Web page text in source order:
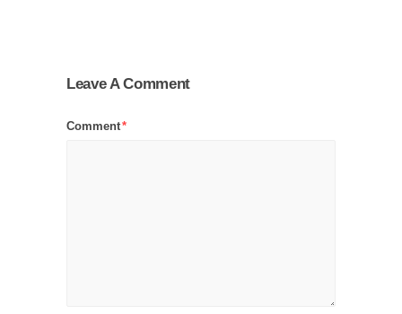
Leave A Comment
Comment*